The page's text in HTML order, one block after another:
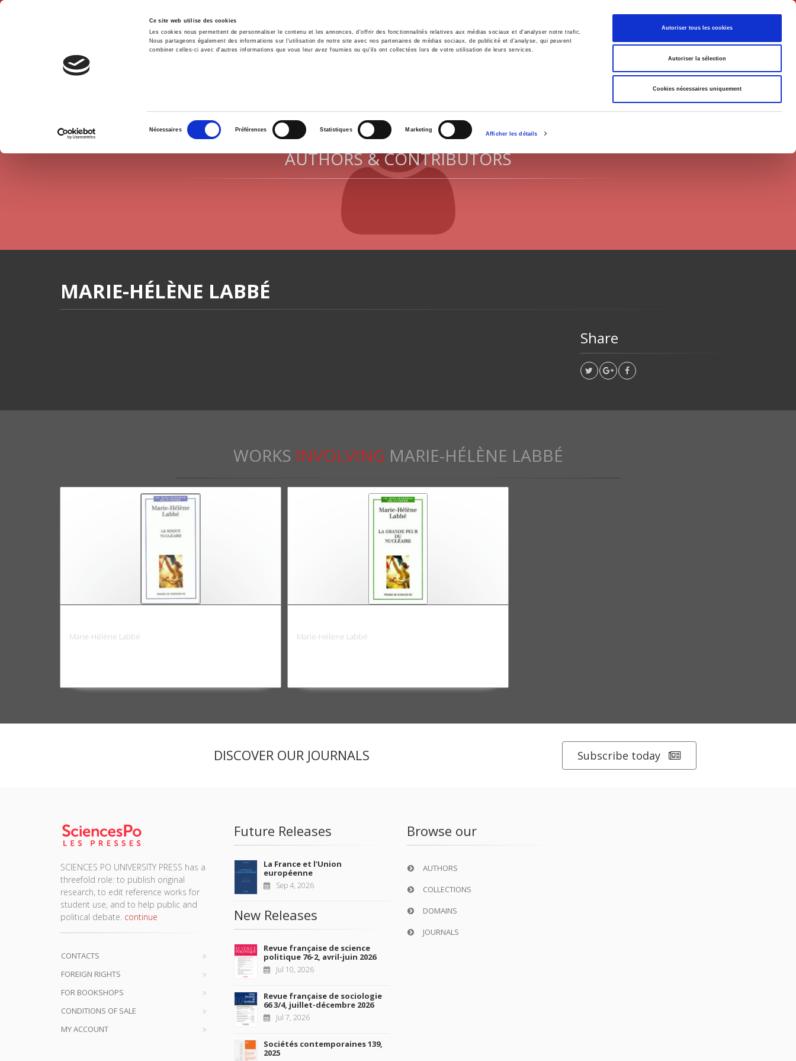
Ce site web utilise des cookies
Les cookies nous permettent de personnaliser le contenu et les annonces, d'offrir des fonctionnalités relatives aux médias sociaux et d'analyser notre trafic.
Nous partageons également des informations sur l'utilisation de notre site avec nos partenaires de médias sociaux, de publicité et d'analyse, qui peuvent
combiner celles-ci avec d'autres informations que vous leur avez fournies ou qu'ils ont collectées lors de votre utilisation de leurs services.
consentement
Nécessaires Préférences Statistiques Marketing
Afficher les détails
Autoriser tous les cookies
Autoriser la sélection
Cookies nécessaires uniquement
English
Home Environment History International Politics
AUTHORS & CONTRIBUTORS
MARIE-HÉLÈNE LABBÉ
Share
WORKS INVOLVING MARIE-HÉLÈNE LABBÉ
Marie-Hélène Labbé Marie-Hélène Labbé
DISCOVER OUR JOURNALS Subscribe today
SCIENCES PO UNIVERSITY PRESS has a
threefold role: to publish original
research, to edit reference works for
student use, and to help public and
political debate. continue
CONTACTS
FOREIGN RIGHTS
FOR BOOKSHOPS
CONDITIONS OF SALE
MY ACCOUNT
Future Releases
La France et l'Union
européenne
Sep 4, 2026
New Releases
Revue française de science
politique 76-2, avril-juin 2026
Jul 10, 2026
Revue française de sociologie
66 3/4, juillet-décembre 2026
Jul 7, 2026
Sociétés contemporaines 139,
2025
Browse our
AUTHORS
COLLECTIONS
DOMAINS
JOURNALS